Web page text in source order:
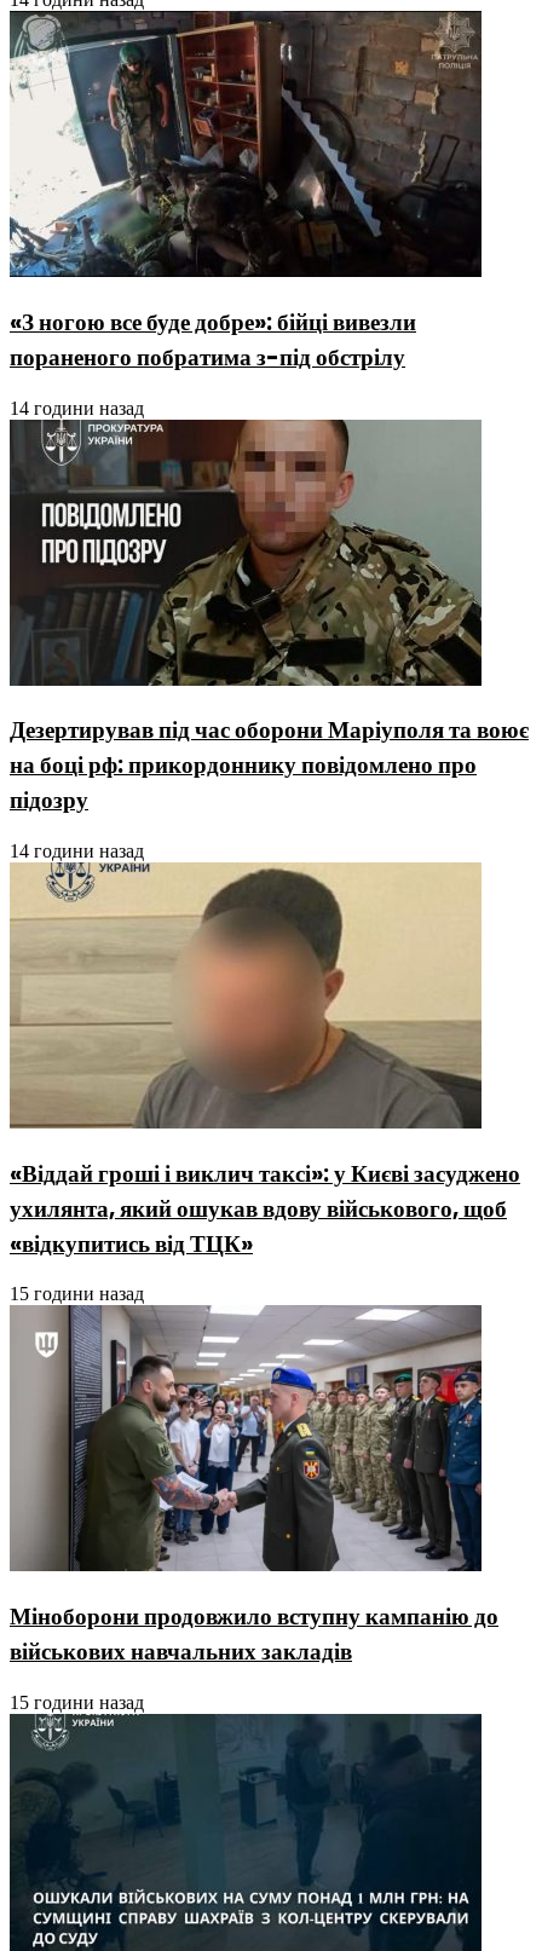
«З ногою все буде добре»: бійці вивезли
пораненого побратима з-під обстрілу
14 години назад
Дезертирував під час оборони Маріуполя та воює
на боці рф: прикордоннику повідомлено про
підозру
14 години назад
«Віддай гроші і виклич таксі»: у Києві засуджено
ухилянта, який ошукав вдову військового, щоб
«відкупитись від ТЦК»
15 години назад
Міноборони продовжило вступну кампанію до
військових навчальних закладів
15 години назад